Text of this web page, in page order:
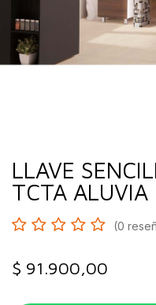
LLAVE
TCTA ALUVIA
(0
$ 91.900,00